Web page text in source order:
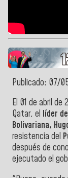
Publicado: 07/
El 01 de abril de
Qatar, el líder
Bolivariana,
resistencia del
después de
ejecutado el